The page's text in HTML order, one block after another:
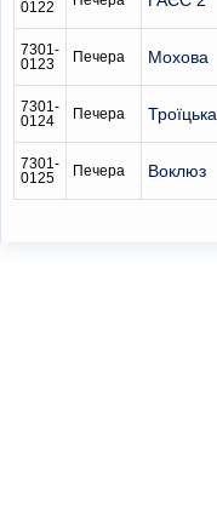
0122
7301-
0123
Печера Мохова
7301-
0124
Печера Троїцька
7301-
0125
Печера Воклюз